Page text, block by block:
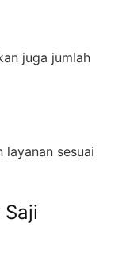
juga jumlah
layanan sesuai